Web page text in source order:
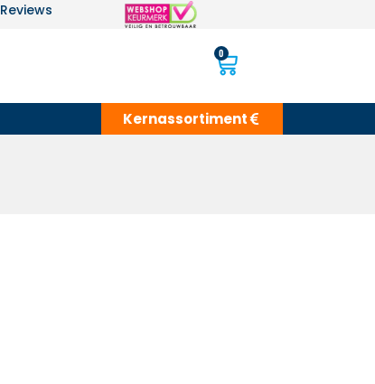
Reviews
0
Kernassortiment